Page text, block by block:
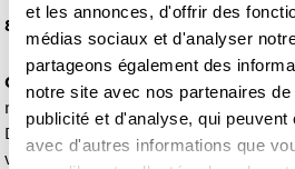
et les annonces, d'offrir des
médias sociaux et d'analyser
partageons également des
notre site avec nos partenaires
publicité et d'analyse, qui
avec d'autres informations que
8) Conditions d'achat et de
Général : Dans le cadre de cette
rapporte à un client effectuant un ou
Dutch Label Shop. Lorsque vous
vous consentez à payer le prix sur